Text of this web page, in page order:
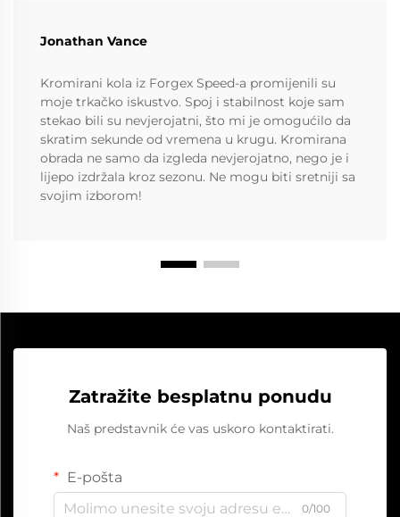
Jonathan Vance
Kromirani kola iz Forgex Speed-a promijenili su
moje trkačko iskustvo. Spoj i stabilnost koje sam
stekao bili su nevjerojatni, što mi je omogućilo da
skratim sekunde od vremena u krugu. Kromirana
obrada ne samo da izgleda nevjerojatno, nego je i
lijepo izdržala kroz sezonu. Ne mogu biti sretniji sa
svojim izborom!
Zatražite besplatnu ponudu
Naš predstavnik će vas uskoro kontaktirati.
E-pošta
0/100